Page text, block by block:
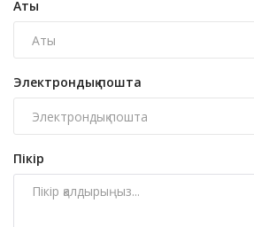
Аты
Электрондық пошта
Пікір